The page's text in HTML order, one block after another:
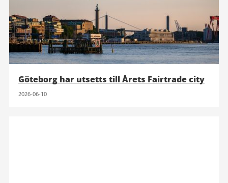
Göteborg har utsetts till Årets Fairtrade city
2026-06-10